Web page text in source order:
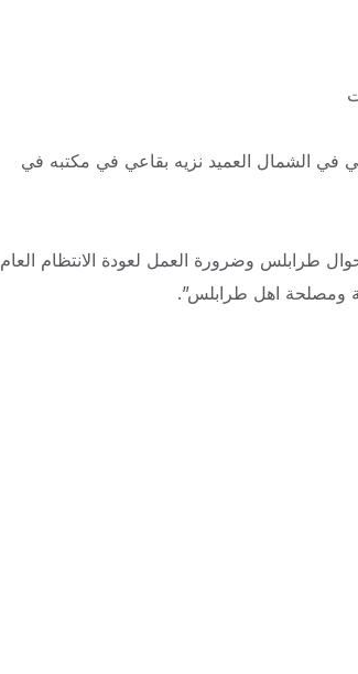
في الشمال العميد نزيه بقاعي في مكتبه في
طرابلس وضرورة العمل لعودة الانتظام العام
ومصلحة اهل طرابلس”.